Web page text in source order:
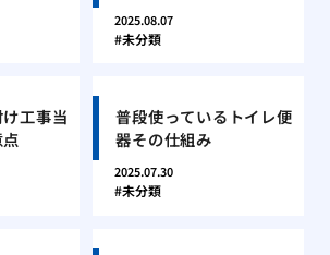
2025.08.07
未分類
工事当
普段使っているトイレ便
器その仕組み
2025.07.30
未分類